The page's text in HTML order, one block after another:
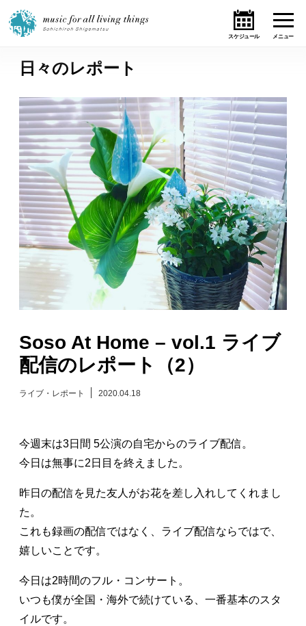
ホーム
ニュース
テーマ
ライブ・スケジュール
作品
オンライン・ショップ
ギャラリー
Specials
演奏依頼
日々のレポート
Soso At Home – vol.1 ライブ
配信のレポート（2）
ライブ・レポート 2020.04.18
今週末は3日間 5公演の自宅からのライブ配信。
今日は無事に2日目を終えました。
昨日の配信を見た友人がお花を差し入れしてくれまし
た。
これも録画の配信ではなく、ライブ配信ならではで、
嬉しいことです。
今日は2時間のフル・コンサート。
いつも僕が全国・海外で続けている、一番基本のスタ
イルです。